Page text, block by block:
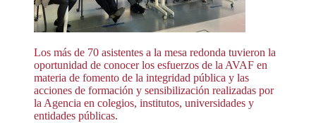
Los más de 70 asistentes a la mesa redonda tuvieron la
oportunidad de conocer los esfuerzos de la AVAF en
materia de fomento de la integridad pública y las
acciones de formación y sensibilización realizadas por
la Agencia en colegios, institutos, universidades y
entidades públicas.